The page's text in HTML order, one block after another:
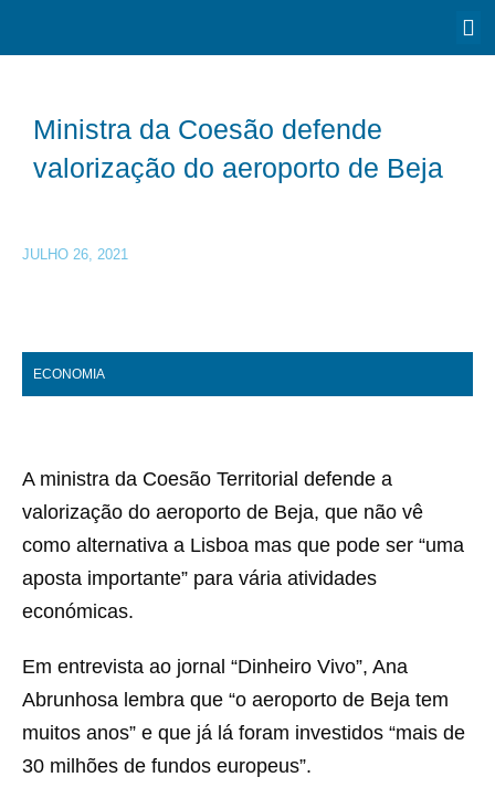
Ministra da Coesão defende
valorização do aeroporto de Beja
JULHO 26, 2021
ECONOMIA
A ministra da Coesão Territorial defende a
valorização do aeroporto de Beja, que não vê
como alternativa a Lisboa mas que pode ser “uma
aposta importante” para vária atividades
económicas.
Em entrevista ao jornal “Dinheiro Vivo”, Ana
Abrunhosa lembra que “o aeroporto de Beja tem
muitos anos” e que já lá foram investidos “mais de
30 milhões de fundos europeus”.